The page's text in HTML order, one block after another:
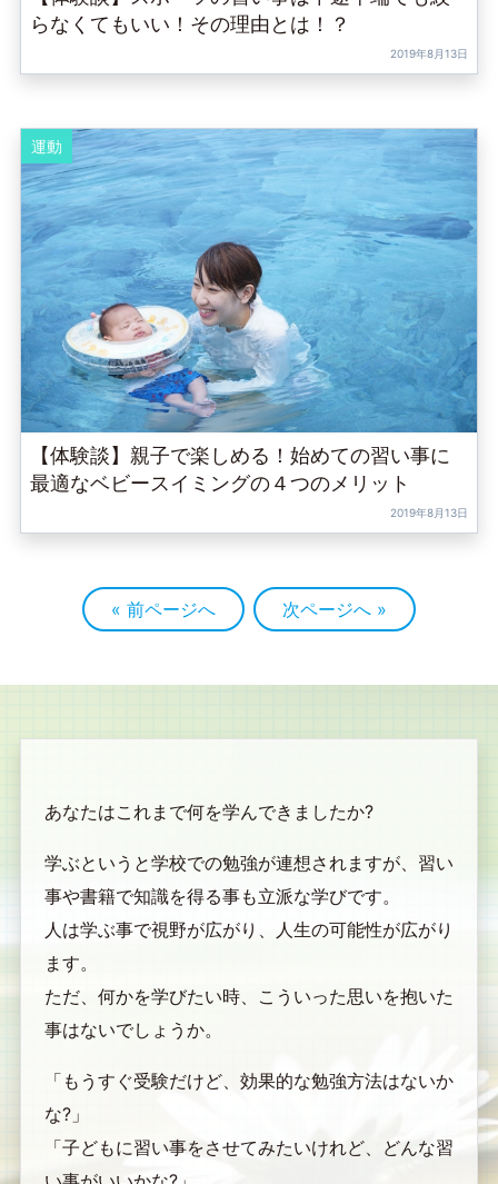
らなくてもいい！その理由とは！？
2019年8月13日
【体験談】親子で楽しめる！始めての習い事に
最適なベビースイミングの４つのメリット
2019年8月13日
運動
« 前ページへ 次ページへ »
あなたはこれまで何を学んできましたか?
学ぶというと学校での勉強が連想されますが、習い
事や書籍で知識を得る事も立派な学びです。
人は学ぶ事で視野が広がり、人生の可能性が広がり
ます。
ただ、何かを学びたい時、こういった思いを抱いた
事はないでしょうか。
「もうすぐ受験だけど、効果的な勉強方法はないか
な?」
「子どもに習い事をさせてみたいけれど、どんな習